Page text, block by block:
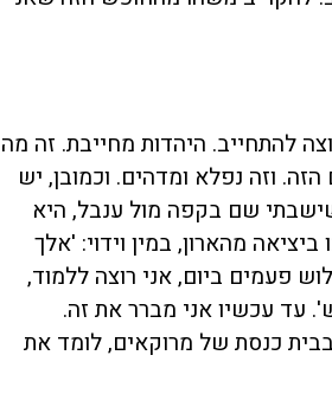
להתחייב. היהדות מחייבת. זה מה
וזה נפלא ומדהים. וכמובן, יש
שם בקפה מול ענבל, היא
מהארון, במין וידוי: 'אלך
פעמים ביום, אני רוצה ללמוד,
עד עכשיו אני מברר את זה.
כנסת של מרוקאים, לומד את